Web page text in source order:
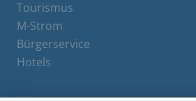
Tourismus
M-Strom
Bürgerservice
Hotels